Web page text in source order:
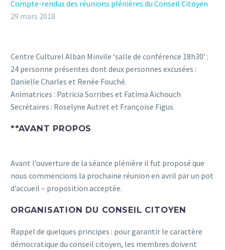
Compte-rendus des réunions plénières du Conseil Citoyen
29 mars 2018
Centre Culturel Alban Minvile ‘salle de conférence 18h30’ :
24 personne présentes dont deux personnes excusées :
Danielle Charles et Renée Fouché.
Animatrices : Patricia Sorribes et Fatima Aïchouch
Secrétaires : Roselyne Autret et Françoise Figus
**AVANT PROPOS
Avant l’ouverture de la séance plénière il fut proposé que
nous commencions la prochaine réunion en avril par un pot
d’accueil – proposition acceptée.
ORGANISATION DU CONSEIL CITOYEN
Rappel de quelques principes : pour garantir le caractère
démocratique du conseil citoyen, les membres doivent